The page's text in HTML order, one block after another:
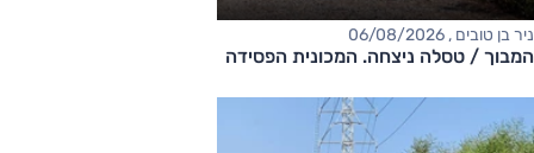
ניר בן טובים , 06/08/2026
המבוך / טסלה ניצחה. המכונית הפסידה